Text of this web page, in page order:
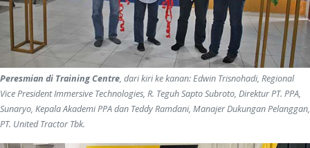
Peresmian di Training Centre, dari kiri ke kanan: Edwin Trisnohadi, Regional
Vice President Immersive Technologies, R. Teguh Sapto Subroto, Direktur PT. PPA,
Sunaryo, Kepala Akademi PPA dan Teddy Ramdani, Manajer Dukungan Pelanggan,
PT. United Tractor Tbk.